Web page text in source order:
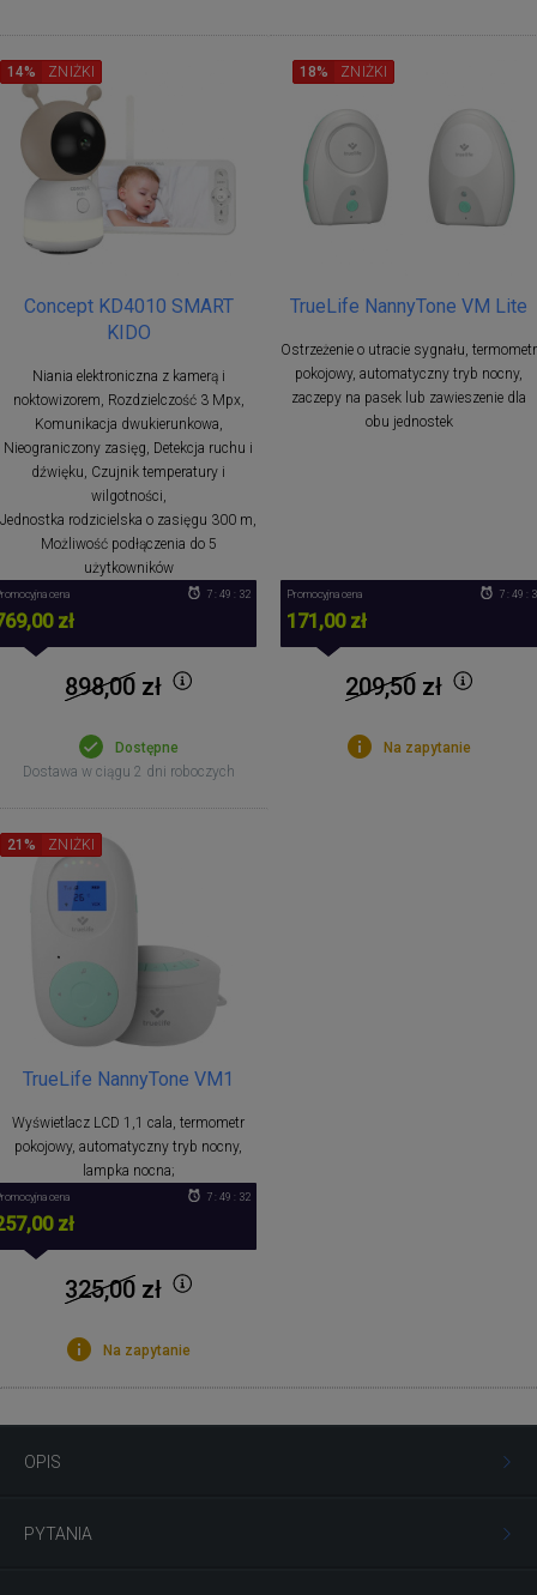
Concept KD4010 SMART
KIDO
Niania elektroniczna z kamerą i
noktowizorem, Rozdzielczość 3 Mpx,
Komunikacja dwukierunkowa,
Nieograniczony zasięg, Detekcja ruchu i
dźwięku, Czujnik temperatury i
wilgotności,
Jednostka rodzicielska o zasięgu 300 m,
Możliwość podłączenia do 5
użytkowników
14% ZNIŻKI
cena
zł
7 : 49 : 32
898,00zł
Dostępne
Dostawa w ciągu 2 dni roboczych
TrueLife NannyTone VM Lite
Ostrzeżenie o utracie sygnału, termometr
pokojowy, automatyczny tryb nocny,
zaczepy na pasek lub zawieszenie dla
obu jednostek
18% ZNIŻKI
Promocyjna cena
171,00 zł
7 : 49 :
209,50zł
Na zapytanie
TrueLife NannyTone VM1
Wyświetlacz LCD 1,1 cala, termometr
pokojowy, automatyczny tryb nocny,
lampka nocna;
21% ZNIŻKI
cena
zł
7 : 49 : 32
325,00zł
Na zapytanie
OPIS
PYTANIA